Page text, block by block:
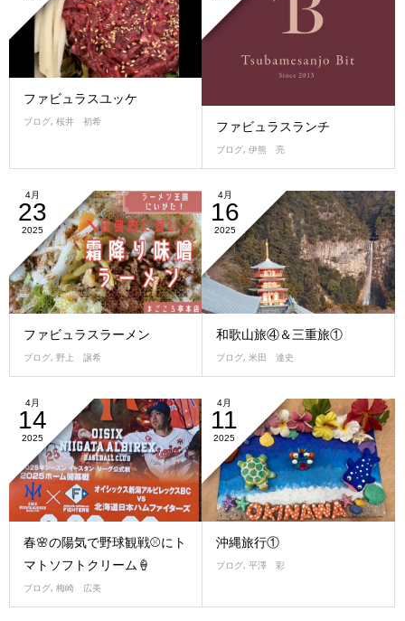
ファビュラスユッケ
ブログ, 桜井 初希 ファビュラスランチ
ブログ, 伊熊 亮
4月
23
2025
ファビュラスラーメン
ブログ, 野上 譲希
4月
16
2025
和歌山旅④＆三重旅①
ブログ, 米田 達史
4月
14
2025
春🌸の陽気で野球観戦⚾にト
マトソフトクリーム🍦
ブログ, 梅崎 広美
4月
11
2025
沖縄旅行①
ブログ, 平澤 彩